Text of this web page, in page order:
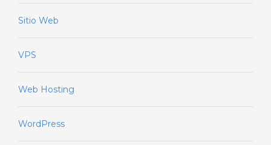
Sitio Web
VPS
Web Hosting
WordPress